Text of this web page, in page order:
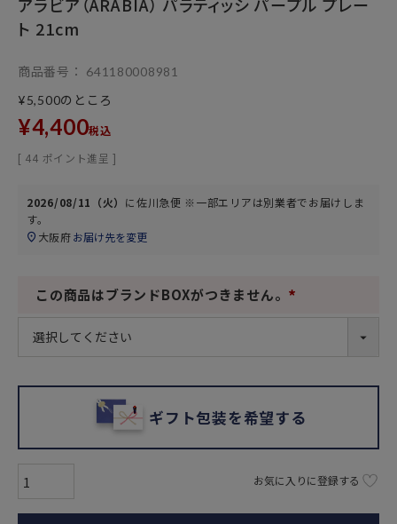
ト 21cm
商品番号
641180008981
¥5,500のところ
¥4,400税込
[ 44 ポイント進呈 ]
2026/08/11（火） に佐川急便 ※一部エリアは別業者でお届けしま
す。
大阪府お届け先を変更
この商品はブランドBOXがつきません。
ギフト包装を希望する
お気に入りに登録する